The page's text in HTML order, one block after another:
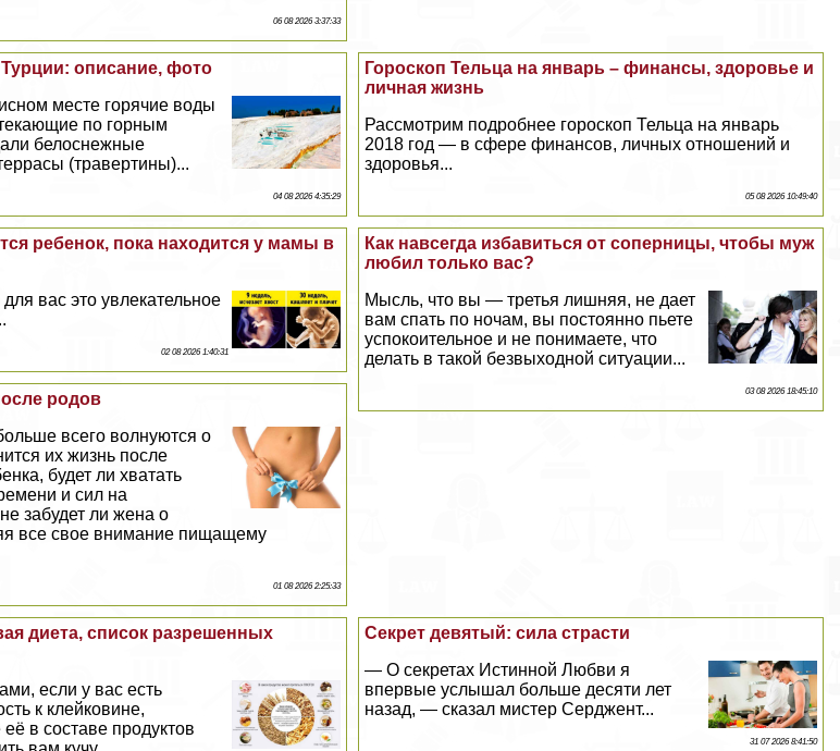
06 08 2026 3:37:33
Гороскоп Тельца на январь – финансы, здоровье и
личная жизнь
Рассмотрим подробнее гороскоп Тельца на январь
2018 год — в сфере финансов, личных отношений и
здоровья...
05 08 2026 10:49:40
описание, фото
месте горячие воды
по горным
белоснежные
(травертины)...
04 08 2026 4:35:29
Как навсегда избавиться от соперницы, чтобы муж
любил только вас?
Мысль, что вы — третья лишняя, не дает
вам спать по ночам, вы постоянно пьете
успокоительное и не понимаете, что
делать в такой безвыходной ситуации...
03 08 2026 18:45:10
ребенок, пока находится у мамы в
вас это увлекательное
02 08 2026 1:40:31
родов
всего волнуются о
их жизнь после
будет ли хватать
и сил на
забудет ли жена о
все свое внимание пищащему
01 08 2026 2:25:33
Секрет девятый: сила страсти
— О секретах Истинной Любви я
впервые услышал больше десяти лет
назад, — сказал мистер Серджент...
31 07 2026 8:41:50
диета, список разрешенных
если у вас есть
к клейковине,
в составе продуктов